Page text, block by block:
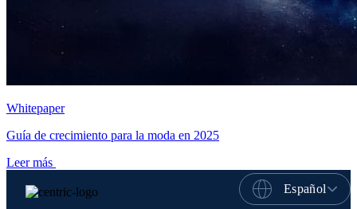
Whitepaper
Guía de crecimiento para la moda en 2025
Leer más
Español